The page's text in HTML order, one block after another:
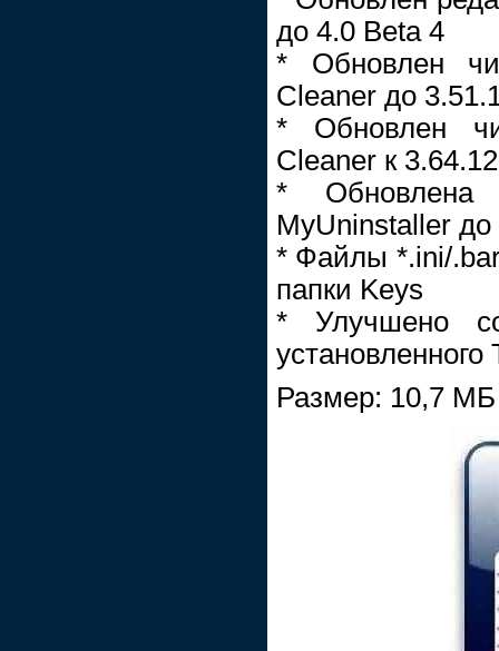
до 4.0 Beta 4
* Обновлен
Cleaner до
* Обновлен
Cleaner к
* Обновлена
MyUninstaller до
* Файлы *.ini/.bar
папки Keys
* Улучшено
установленного
Размер: 10,7 МБ